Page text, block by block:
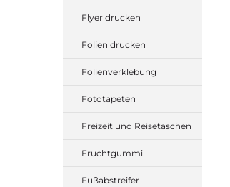
Flyer drucken
Folien drucken
Folienverklebung
Fototapeten
Freizeit und Reisetaschen
Fruchtgummi
Fußabstreifer